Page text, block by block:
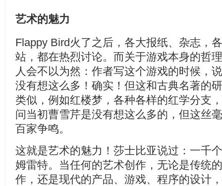
艺术的魅力
Flappy Bird火了之后，各大报纸、杂志，
站，都在热烈讨论。而关于游戏本身的哲
人会不以为然：作者写这个游戏的时候，
没有想这么多！确实！但这和古典名著的
类似，例如红楼梦，各种各样的红学分支
问当初曹雪芹是没有想这么多的，但这丝
百家争鸣。
这就是艺术的魅力！莎士比亚说过：一千
姆雷特。当任何的艺术创作，无论是传统
作，还是现代的产品、游戏、程序的设计